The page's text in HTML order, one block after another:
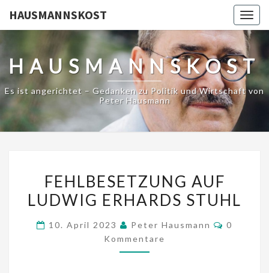
HAUSMANNSKOST
HAUSMANNSKOST
Es ist angerichtet – Gedanken zu Politik und Wirtschaft von
Peter Hausmann
AUF
LUDWIG
FEHLBESETZUNG AUF
LUDWIG ERHARDS STUHL
10. April 2023 Peter Hausmann
0
Kommentare